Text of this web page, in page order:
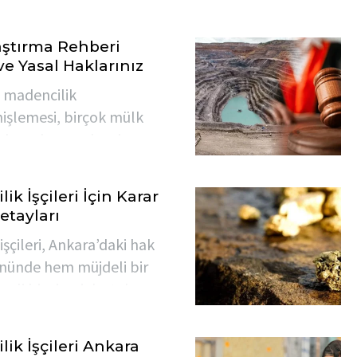
Rehberi
Yasal Haklarınız
madencilik
birçok mülk
edilirse yasal haklarım
güncel mevzuatına
kamulaştırma
bu sürece
detaylandırdık.
İşçileri İçin Karar
Ankara’daki hak
hem müjdeli bir
madenciler için
İşçileri Ankara